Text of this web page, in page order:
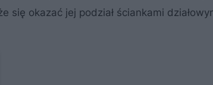
się okazać jej podział ściankami